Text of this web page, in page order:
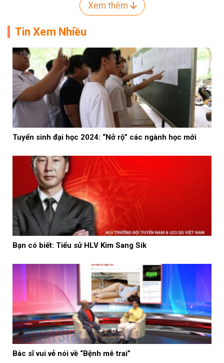
Xem thêm
Tin Xem Nhiều
Tuyển sinh đại học 2024: “Nở rộ” các ngành học mới
Bạn có biết: Tiểu sử HLV Kim Sang Sik
Bác sĩ vui vẻ nói về “Bệnh mê trai”